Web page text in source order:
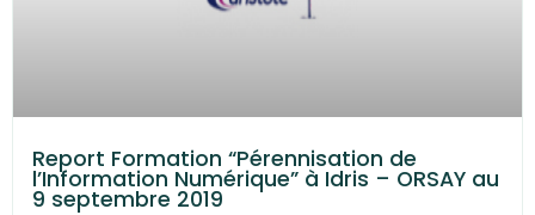
Report Formation “Pérennisation de
l’Information Numérique” à Idris – ORSAY au
9 septembre 2019